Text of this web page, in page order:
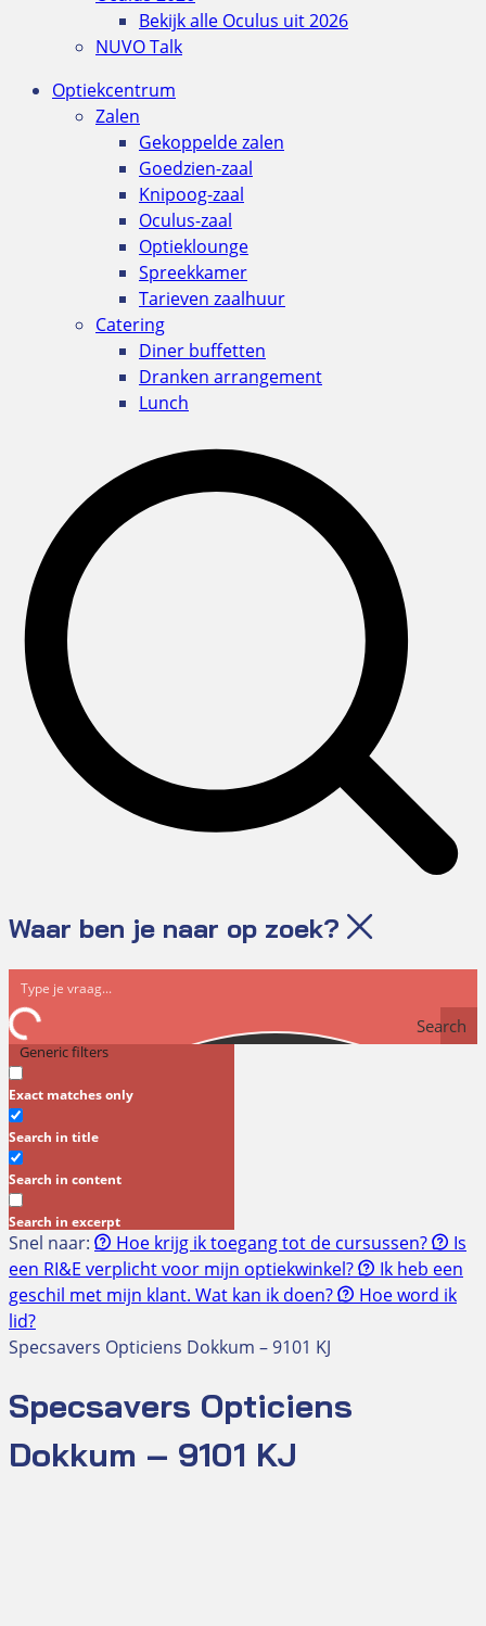
Bekijk alle Oculus uit 2026
NUVO Talk
Optiekcentrum
Zalen
Gekoppelde zalen
Goedzien-zaal
Knipoog-zaal
Oculus-zaal
Optieklounge
Spreekkamer
Tarieven zaalhuur
Catering
Diner buffetten
Dranken arrangement
Lunch
Waar ben je naar op zoek?
Search
Generic filters
Exact matches only
Search in title
Search in content
Search in excerpt
Snel naar: Hoe krijg ik toegang tot de cursussen?
Is
een RI&E verplicht voor mijn optiekwinkel?
Ik heb een
geschil met mijn klant. Wat kan ik doen?
Hoe word ik
lid?
Specsavers Opticiens Dokkum – 9101 KJ
Specsavers Opticiens
Dokkum – 9101 KJ